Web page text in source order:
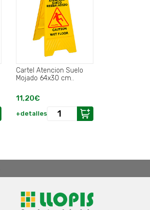
Cartel Atencion Suelo
Mojado 64x30 cm..
11,20€
+detalles